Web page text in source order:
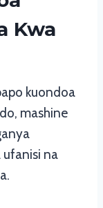
Kwa
kuondoa
mashine
ufanisi na